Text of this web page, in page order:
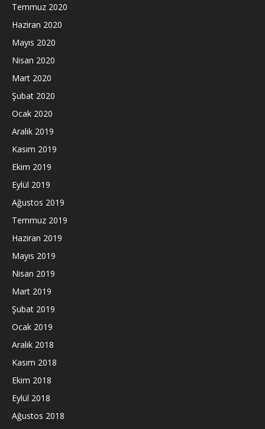
Temmuz 2020
Haziran 2020
Mayıs 2020
Nisan 2020
Mart 2020
Şubat 2020
Ocak 2020
Aralık 2019
Kasım 2019
Ekim 2019
Eylül 2019
Ağustos 2019
Temmuz 2019
Haziran 2019
Mayıs 2019
Nisan 2019
Mart 2019
Şubat 2019
Ocak 2019
Aralık 2018
Kasım 2018
Ekim 2018
Eylül 2018
Ağustos 2018